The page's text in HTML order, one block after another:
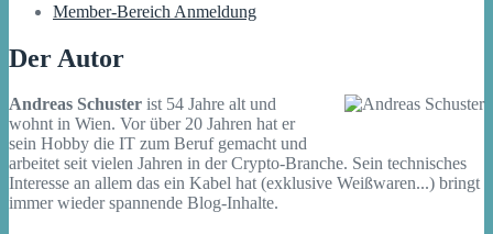
Member-Bereich Anmeldung
Der Autor
Andreas Schuster ist 54 Jahre alt und
wohnt in Wien. Vor über 20 Jahren hat er
sein Hobby die IT zum Beruf gemacht und
arbeitet seit vielen Jahren in der Crypto-Branche. Sein technisches
Interesse an allem das ein Kabel hat (exklusive Weißwaren...) bringt
immer wieder spannende Blog-Inhalte.